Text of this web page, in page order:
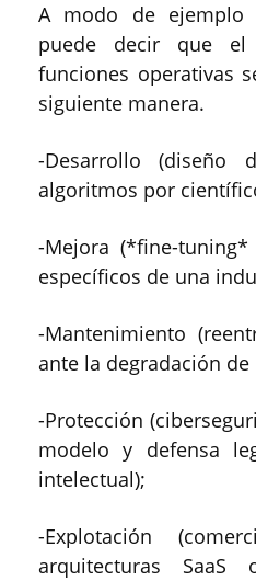
A modo de ejemplo
puede decir que el
funciones operativas
siguiente manera.
-Desarrollo (diseño
algoritmos por
-Mejora (*fine-
específicos de una
-Mantenimiento
ante la degradación de
-Protección
modelo y defensa
intelectual);
-Explotación
arquitecturas SaaS